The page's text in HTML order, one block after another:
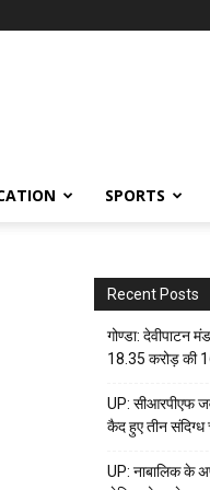
SPORTS
Recent Posts
गोण्डा: देवीपाटन
18.35 करोड़ की
UP: सीआरपीएफ
कैद हुए तीन संदिग्ध
UP: नाबालिक के